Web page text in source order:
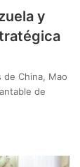
y
China, Mao
de